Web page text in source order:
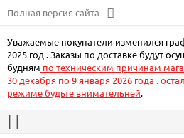
Полная версия сайта
Уважаемые покупатели изменился
2025 год . Заказы по доставке будут
будням по техническим причинам
30 декабря по 9 января 2026 года .
режиме будьте внимательней.